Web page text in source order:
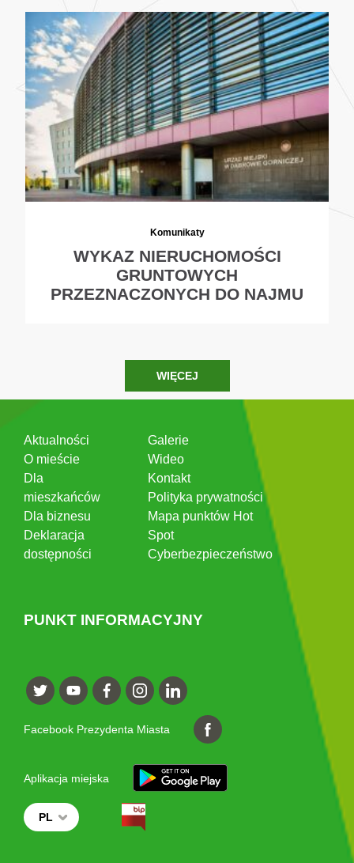
Komunikaty
WYKAZ NIERUCHOMOŚCI
GRUNTOWYCH
PRZEZNACZONYCH DO NAJMU
WIĘCEJ
Aktualności
O mieście
Dla
mieszkańców
Dla biznesu
Deklaracja
dostępności
Galerie
Wideo
Kontakt
Polityka prywatności
Mapa punktów Hot
Spot
Cyberbezpieczeństwo
PUNKT INFORMACYJNY
Facebook Prezydenta Miasta
Aplikacja miejska
PL